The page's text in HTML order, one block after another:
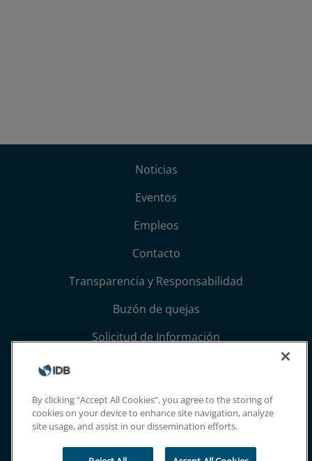
Noticias
Eventos
Empleos
Contacto
Transparencia y Responsabilidad
Buzón de quejas
Solicitud de Información
Términos, condiciones y aviso de privacidad
Extranet
By clicking “Accept All Cookies”, you agree to the storing of
cookies on your device to enhance site navigation, analyze
site usage, and assist in our dissemination efforts.